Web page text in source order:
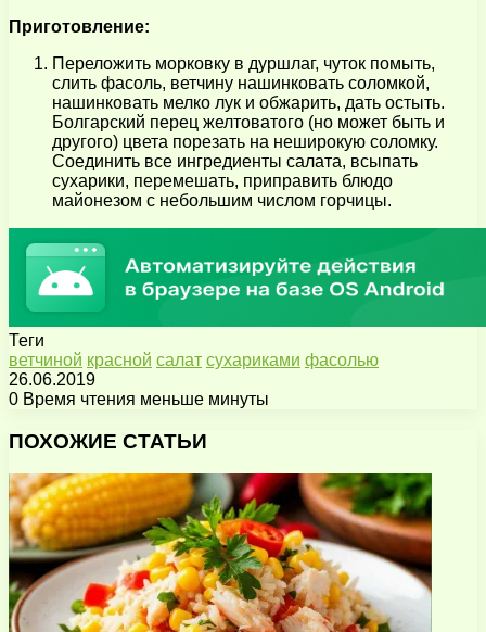
Приготовление:
Переложить морковку в дуршлаг, чуток помыть,
слить фасоль, ветчину нашинковать соломкой,
нашинковать мелко лук и обжарить, дать остыть.
Болгарский перец желтоватого (но может быть и
другого) цвета порезать на неширокую соломку.
Соединить все ингредиенты салата, всыпать
сухарики, перемешать, приправить блюдо
майонезом с небольшим числом горчицы.
Теги
ветчиной красной салат сухариками фасолью
26.06.2019
0 Время чтения меньше минуты
через
почту
ПОХОЖИЕ СТАТЬИ